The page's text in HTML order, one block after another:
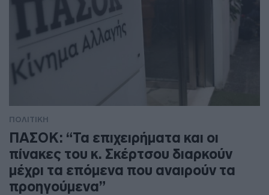
ΠΟΛΙΤΙΚΗ
ΠΑΣΟΚ: “Τα επιχειρήματα και οι
πίνακες του κ. Σκέρτσου διαρκούν
μέχρι τα επόμενα που αναιρούν τα
προηγούμενα”